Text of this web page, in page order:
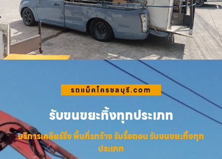
รถแม็คโครชลบุรี.com
รับขนขยะทิ้งทุกประเภท
บริการเคลียร์ริ่ง พื้นที่รกร้าง รับรื้อถอน รับขนขยะทิ้งทุก
ประเภท